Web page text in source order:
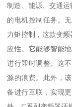
制造、能源、交通
的电机控制任务。
力矩控制，这款变
应性。它能够智能
进行即时调整。这
源的浪费。此外，
备进行互联，实现